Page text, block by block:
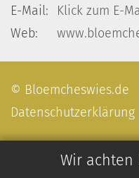
Wir achten
E-Mail:
Klick zum E-
Web:
© Bloemcheswies.de
Datenschutzerklärung